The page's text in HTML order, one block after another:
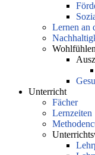
Lernen an
Unterricht
Fächer
Lernzeiten